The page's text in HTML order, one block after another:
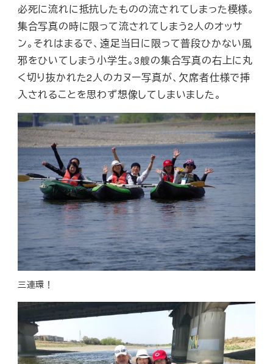
必死に流れに抵抗したものの流されてしまった模様。
集合写真の時に限って流されてしまう2人のオッサ
ン。それはまるで、遠足当日に限って普段ひかない風
邪をひいてしまう小学生。3艘の集合写真の右上に丸
く切り抜かれた2人のカヌー写真が、欠席者仕様で挿
入されることを思わず想像してしまいました。
三連環！